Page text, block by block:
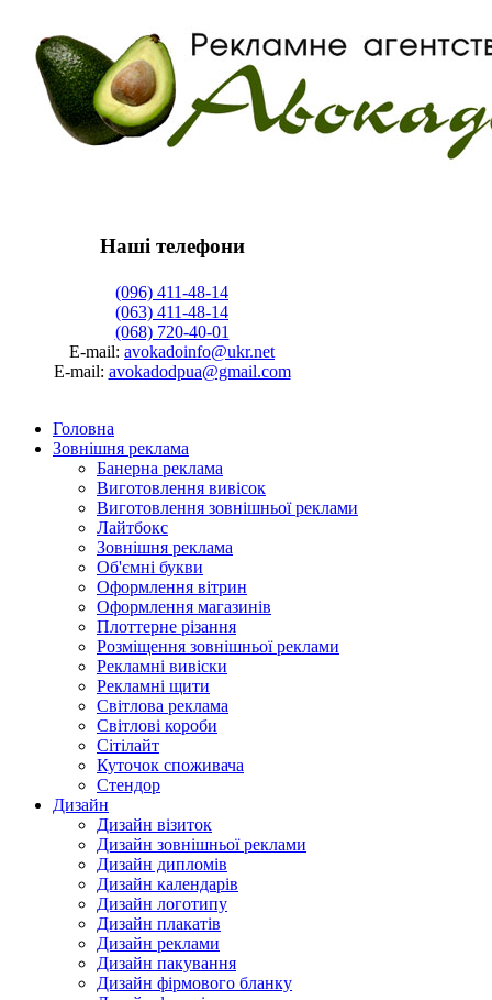
Наші телефони
(096) 411-48-14
(063) 411-48-14
(068) 720-40-01
Е-mail: avokadoinfo@ukr.net
Е-mail: avokadodpua@gmail.com
Головна
Зовнішня реклама
Банерна реклама
Виготовлення вивісок
Виготовлення зовнішньої реклами
Лайтбокс
Зовнішня реклама
Об'ємні букви
Оформлення вітрин
Оформлення магазинів
Плоттерне різання
Розміщення зовнішньої реклами
Рекламні вивіски
Рекламні щити
Світлова реклама
Світлові короби
Сітілайт
Куточок споживача
Стендор
Дизайн
Дизайн візиток
Дизайн зовнішньої реклами
Дизайн дипломів
Дизайн календарів
Дизайн логотипу
Дизайн плакатів
Дизайн реклами
Дизайн пакування
Дизайн фірмового бланку